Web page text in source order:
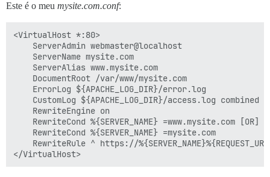
Este é o meu mysite.com.conf:
<VirtualHost *:80>
    ServerAdmin webmaster@localhost
    ServerName mysite.com
    ServerAlias www.mysite.com
    DocumentRoot /var/www/mysite.com
    ErrorLog ${APACHE_LOG_DIR}/error.log
    CustomLog ${APACHE_LOG_DIR}/access.log combined
    RewriteEngine on
    RewriteCond %{SERVER_NAME} =www.mysite.com [OR]
    RewriteCond %{SERVER_NAME} =mysite.com
RewriteRule ^ https://